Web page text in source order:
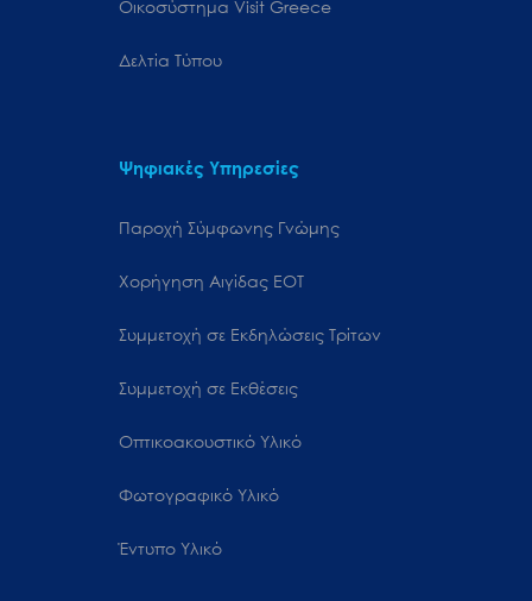
Oικοσύστημα Visit Greece
Δελτία Τύπου
Ψηφιακές Υπηρεσίες
Παροχή Σύμφωνης Γνώμης
Χορήγηση Αιγίδας ΕΟΤ
Συμμετοχή σε Εκδηλώσεις Τρίτων
Συμμετοχή σε Εκθέσεις
Οπτικοακουστικό Υλικό
Φωτογραφικό Υλικό
Έντυπο Υλικό